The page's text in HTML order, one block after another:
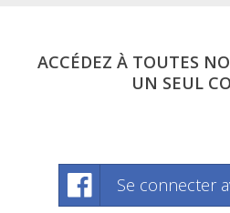
ACCÉDEZ À TOUTES
UN SEUL
Se connecter